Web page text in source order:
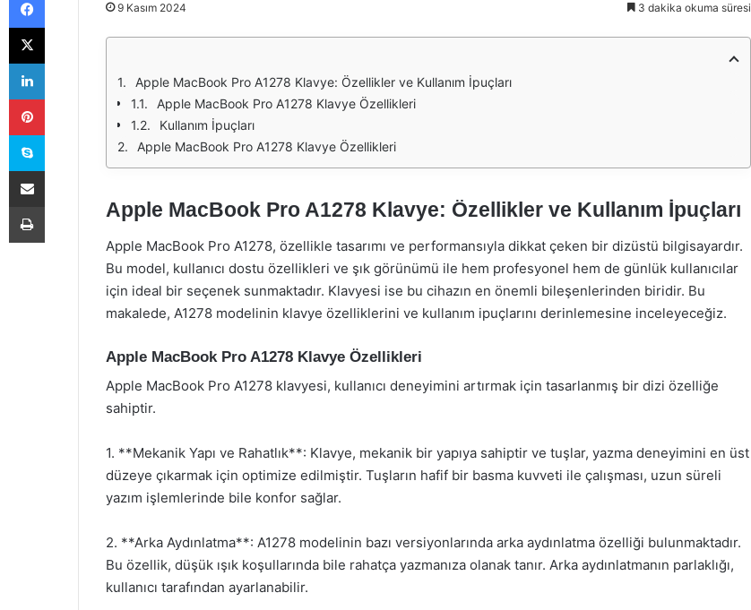
9 Kasım 2024 3 dakika okuma süresi
Apple MacBook Pro A1278 Klavye: Özellikler ve Kullanım İpuçları
Apple MacBook Pro A1278 Klavye Özellikleri
Kullanım İpuçları
Apple MacBook Pro A1278 Klavye Özellikleri
Apple MacBook Pro A1278 Klavye: Özellikler ve Kullanım İpuçları
Apple MacBook Pro A1278, özellikle tasarımı ve performansıyla dikkat çeken bir dizüstü bilgisayardır.
Bu model, kullanıcı dostu özellikleri ve şık görünümü ile hem profesyonel hem de günlük kullanıcılar
için ideal bir seçenek sunmaktadır. Klavyesi ise bu cihazın en önemli bileşenlerinden biridir. Bu
makalede, A1278 modelinin klavye özelliklerini ve kullanım ipuçlarını derinlemesine inceleyeceğiz.
Apple MacBook Pro A1278 Klavye Özellikleri
Apple MacBook Pro A1278 klavyesi, kullanıcı deneyimini artırmak için tasarlanmış bir dizi özelliğe
sahiptir.
1. **Mekanik Yapı ve Rahatlık**: Klavye, mekanik bir yapıya sahiptir ve tuşlar, yazma deneyimini en üst
düzeye çıkarmak için optimize edilmiştir. Tuşların hafif bir basma kuvveti ile çalışması, uzun süreli
yazım işlemlerinde bile konfor sağlar.
2. **Arka Aydınlatma**: A1278 modelinin bazı versiyonlarında arka aydınlatma özelliği bulunmaktadır.
Bu özellik, düşük ışık koşullarında bile rahatça yazmanıza olanak tanır. Arka aydınlatmanın parlaklığı,
kullanıcı tarafından ayarlanabilir.
X
LinkedIn
Pinterest
Skype
E-Posta ile paylaş